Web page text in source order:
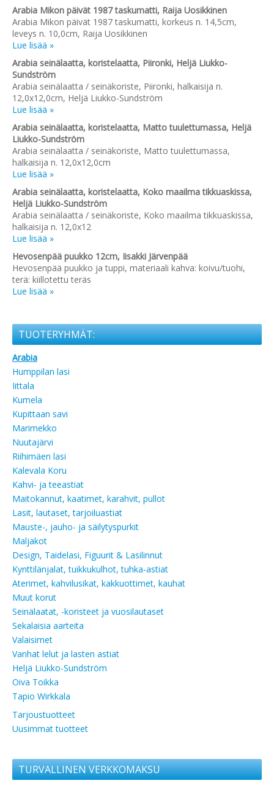
Arabia Mikon päivät 1987 taskumatti, Raija Uosikkinen
Arabia Mikon päivät 1987 taskumatti, korkeus n. 14,5cm,
leveys n. 10,0cm, Raija Uosikkinen
Lue lisää »
Arabia seinälaatta, koristelaatta, Piironki, Heljä Liukko-
Sundström
Arabia seinälaatta / seinäkoriste, Piironki, halkaisija n.
12,0x12,0cm, Heljä Liukko-Sundström
Lue lisää »
Arabia seinälaatta, koristelaatta, Matto tuulettumassa, Heljä
Liukko-Sundström
Arabia seinälaatta / seinäkoriste, Matto tuulettumassa,
halkaisija n. 12,0x12,0cm
Lue lisää »
Arabia seinälaatta, koristelaatta, Koko maailma tikkuaskissa,
Heljä Liukko-Sundström
Arabia seinälaatta / seinäkoriste, Koko maailma tikkuaskissa,
halkaisija n. 12,0x12
Lue lisää »
Hevosenpää puukko 12cm, Iisakki Järvenpää
Hevosenpää puukko ja tuppi, materiaali kahva: koivu/tuohi,
terä: kiillotettu teräs
Lue lisää »
TUOTERYHMÄT:
Arabia
Humppilan lasi
Iittala
Kumela
Kupittaan savi
Marimekko
Nuutajärvi
Riihimäen lasi
Kalevala Koru
Kahvi- ja teeastiat
Maitokannut, kaatimet, karahvit, pullot
Lasit, lautaset, tarjoiluastiat
Mauste-, jauho- ja säilytyspurkit
Maljakot
Design, Taidelasi, Figuurit & Lasilinnut
Kynttilänjalat, tuikkukulhot, tuhka-astiat
Aterimet, kahvilusikat, kakkuottimet, kauhat
Muut korut
Seinälaatat, -koristeet ja vuosilautaset
Sekalaisia aarteita
Valaisimet
Vanhat lelut ja lasten astiat
Heljä Liukko-Sundström
Oiva Toikka
Tapio Wirkkala
Tarjoustuotteet
Uusimmat tuotteet
TURVALLINEN VERKKOMAKSU